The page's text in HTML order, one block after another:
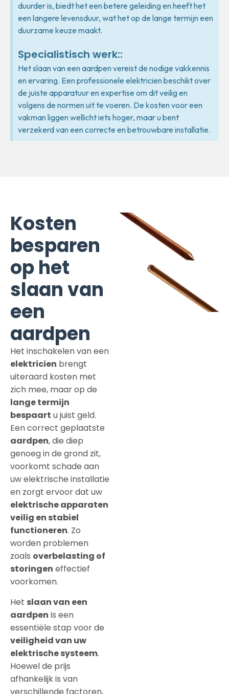
duurder is, biedt het een betere geleiding en heeft het
een langere levensduur, wat het op de lange termijn een
duurzame keuze maakt.
Specialistisch werk::
Het slaan van een aardpen vereist de nodige vakkennis
en ervaring. Een professionele elektricien beschikt over
de juiste apparatuur en expertise om dit veilig en
volgens de normen uit te voeren. De kosten voor een
vakman liggen wellicht iets hoger, maar u bent
verzekerd van een correcte en betrouwbare installatie.
Kosten
besparen
op het
slaan van
een
aardpen
Het inschakelen van een
elektricien brengt
uiteraard kosten met
zich mee, maar op de
lange termijn
bespaart u juist geld.
Een correct geplaatste
aardpen, die diep
genoeg in de grond zit,
voorkomt schade aan
uw elektrische installatie
en zorgt ervoor dat uw
elektrische apparaten
veilig en stabiel
functioneren. Zo
worden problemen
zoals overbelasting of
storingen effectief
voorkomen.
Het slaan van een
aardpen is een
essentiële stap voor de
veiligheid van uw
elektrische systeem.
Hoewel de prijs
afhankelijk is van
verschillende factoren,